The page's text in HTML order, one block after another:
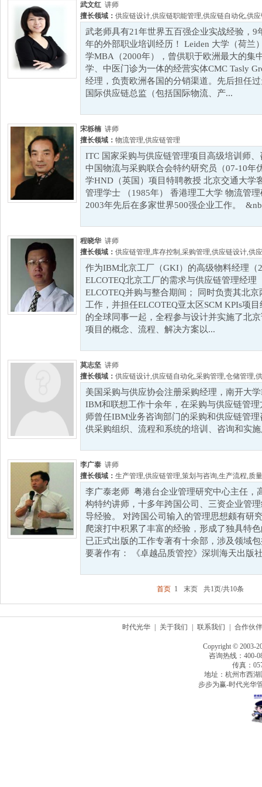
武文红 讲师
擅长领域： 供应链设计,供应链职能管理,供应链自动化,供
武老师具有21年世界五百强企业实战经验，9
年的外部职业培训经历！ Leiden 大学（荷兰
学MBA（2000年），曾供职于欧洲最大的集
学、中医门诊为一体的经营实体CMC Tasly
经理，负责欧洲各国的分销渠道。先后担任
国际供应链总监（包括国际物流、产...
宋栎楠 讲师
擅长领域： 物流管理,供应链管理
ITC 国家采购与供应链管理项目高级培训师
中国物流与采购联合会特约研究员（07-10年
学HND（英国）项目特聘教授 北京交通大学
管理学士 （1985年） 香港理工大学 物流管
2003年先后在多家世界500强企业工作。
程晓华 讲师
擅长领域： 供应链管理,库存控制 ,采购管理,供应链设计,供
作为IBM北京工厂（GKI）的高级物料经理（
ELCOTEQ北京工厂的需求与供应链管理经理
ELCOTEQ并购与整合期间； 同时负责其北
工作，并担任ELCOTEQ亚太区SCM KPIs项
的全球同事一起，全程参与设计并实施了北
项目的概念、流程、解决方案以...
莫志坚 讲师
擅长领域： 供应链设计,供应链自动化,采购管理,仓储管理,
美国采购与供应协会注册采购经理，南开大
IBM和联想工作十余年，在采购与供应链管
师曾任IBM业务咨询部门的采购和供应链管
供采购组织、流程和系统的培训、咨询和实
李广泰 讲师
擅长领域： 生产管理,供应链管理,策划与咨询,生产流程,质
李广泰老师 粤港台企业管理研究中心主任，
构特约讲师，十多年跨国公司、三资企业管
导经验。 对跨国公司输入的管理思想颇有研
爬滚打中积累了丰富的经验，形成了独具特
已正式出版的工作专著有十余部，涉及领域
要著作有： 《卓越品质管控》深圳海天出版
首页 1 末页 共1页/共10条
时代光华 关于我们 联系我们 合作伙伴
Copyright © 2003-
咨询热线：400-
传真：
地址：杭州市西
步步为赢-时代光华